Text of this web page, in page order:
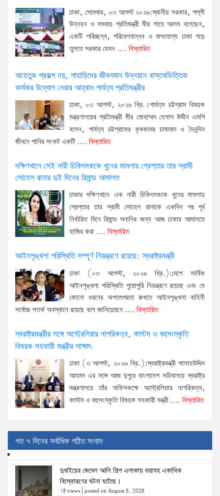
ঢাকা, সোমবার, ০৩ আগস্ট ২০২৬:স্থানীয় সরকার, পল্লী
উন্নয়ন ও সমবায় প্রতিমন্ত্রী মীর শাহে আলম বলেছেন,
একটি পরিচ্ছন্ন, পরিবেশবান্ধব ও বাসযোগ্য ঢাকা গড়ে
তুলতে সরকার যেমন .... বিস্তারিত
অহেতুক প্রকল্প নয়, পাহাড়িদের জীবনমান উন্নয়নে বাস্তবভিত্তিক
কার্যকর উদ্যোগ নেয়ার আহ্বান পার্বত্য প্রতিমন্ত্রীর
ঢাকা, ০৩ আগস্ট, ২০২৬ খ্রি.।পার্বত্য চট্টগ্রাম বিষয়ক
মন্ত্রণালয়ের প্রতিমন্ত্রী মীর মোহাম্মদ হেলাল উদ্দীন এমপি
বলেন, পার্বত্য চট্টগ্রামের কৃষকদের চাষাবাদ ও দৈনন্দিন
জীবনে পানির সংকট একটি .... বিস্তারিত
দক্ষিণখানে সেই নারী চিকিৎসককে খুনের মামলায় গ্রেপ্তার তার স্বামী
সোহেল রানার দুই দিনের রিমান্ড আদালত
ঢাকার দক্ষিণখানে এক নারী চিকিৎসককে খুনের মামলায়
গ্রেপ্তার তার স্বামী সোহেল রানাকে একদিন পর পূর্ব
নির্ধারিত দিনে রিমান্ড শুনানির জন্য আজ ঢাকার আদালতে
হাজির করা .... বিস্তারিত
আইনশৃঙ্খলা পরিস্থিতি সম্পূর্ণ নিয়ন্ত্রণে রয়েছে: স্বরাষ্ট্রমন্ত্রী
ঢাকা (০৩ আগস্ট, ২০২৬ খ্রি.):দেশে সার্বিক
আইনশৃঙ্খলা পরিস্থিতি পুরোপুরি নিয়ন্ত্রণে রয়েছে এবং যে
কোনো ধরনের অপতৎপরতা রুখতে আইনশৃঙ্খলা বাহিনী
সর্বোচ্চ সতর্ক অবস্থানে রয়েছে বলে জানিয়েছেন .... বিস্তারিত
স্বরাষ্ট্রমন্ত্রীর সঙ্গে অস্ট্রেলিয়ার নাগরিকত্ব, কাস্টম ও বহুসংস্কৃতি
বিষয়ক সহকারী মন্ত্রীর সাক্ষাৎ
ঢাকা (৩ আগস্ট, ২০২৬ খ্রি.):স্বরাষ্ট্রমন্ত্রী সালাহউদ্দিন
আহমদ এর সঙ্গে আজ দুপুরে বাংলাদেশ সচিবালয়ে স্বরাষ্ট্র
মন্ত্রণালয়ে তাঁর অফিসকক্ষে অস্ট্রেলিয়ার নাগরিকত্ব,
কাস্টম ও বহুসংস্কৃতি বিষয়ক সহকারী মন্ত্রী .... বিস্তারিত
গত ৭ দিনের সর্বাধিক পঠিত সংবাদ
দুবাইয়ের জেবেল আলি শিল্প এলাকায় ভয়াবহ একাধিক
বিস্ফোরণের ঘটনা ঘটেছে।
18 views posted on August 5, 2026